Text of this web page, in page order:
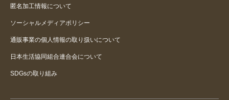
匿名加工情報について
ソーシャルメディアポリシー
通販事業の個人情報の取り扱いについて
日本生活協同組合連合会について
SDGsの取り組み